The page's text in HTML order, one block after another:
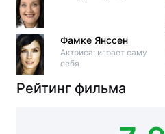
Фамке Янссен
Актриса: играет саму
себя
Рейтинг фильма